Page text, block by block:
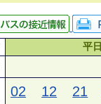
平日
02 12 21